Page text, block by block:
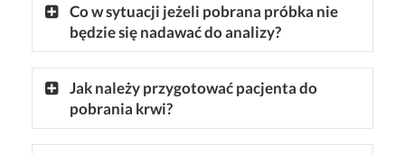
Co w sytuacji jeżeli pobrana próbka nie
będzie się nadawać do analizy?
Jak należy przygotować pacjenta do
pobrania krwi?